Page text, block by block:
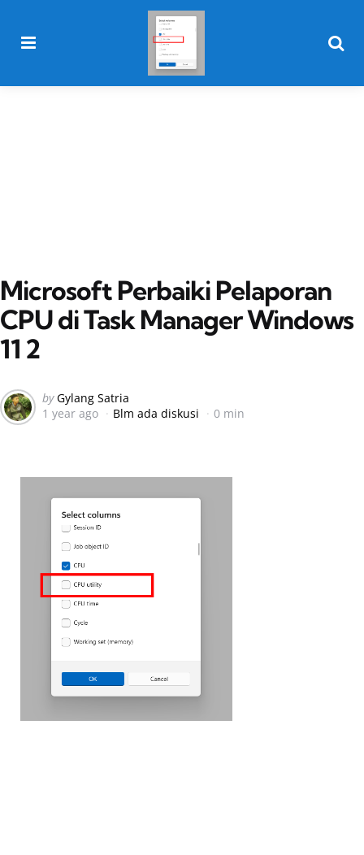
Microsoft Perbaiki Pelaporan
CPU di Task Manager Windows
11 2
Posted
by
by Gylang Satria
1 year ago
Blm ada diskusi 0 min